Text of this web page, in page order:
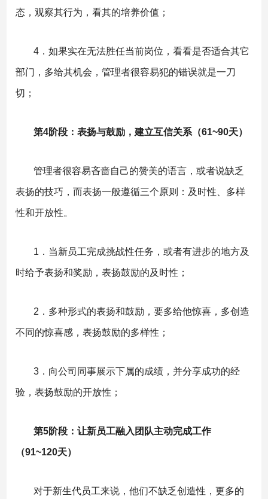
态，观察其行为，看其的培养价值；
4．如果实在无法胜任当前岗位，看看是否适合其它
部门，多给其机会，管理者很容易犯的错误就是一刀
切；
第4阶段：表扬与鼓励，建立互信关系（61~90天）
管理者很容易吝啬自己的赞美的语言，或者说缺乏
表扬的技巧，而表扬一般遵循三个原则：及时性、多样
性和开放性。
1．当新员工完成挑战性任务，或者有进步的地方及
时给予表扬和奖励，表扬鼓励的及时性；
2．多种形式的表扬和鼓励，要多给他惊喜，多创造
不同的惊喜感，表扬鼓励的多样性；
3．向公司同事展示下属的成绩，并分享成功的经
验，表扬鼓励的开放性；
第5阶段：让新员工融入团队主动完成工作
（91~120天）
对于新生代员工来说，他们不缺乏创造性，更多的